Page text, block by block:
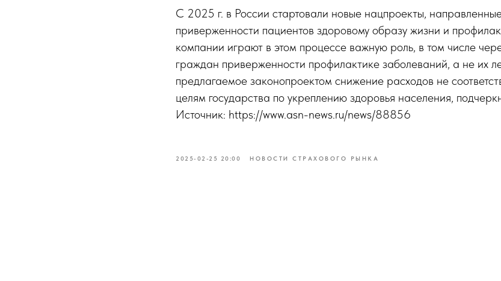
С 2025 г. в России стартовали новые нацпроекты,
приверженности пациентов здоровому образу жизни и
компании играют в этом процессе важную роль, в том числе
граждан приверженности профилактике заболеваний, а не их
предлагаемое законопроектом снижение расходов не
целям государства по укреплению здоровья населения,
Источник: https://www.asn-news.ru/news/88856
2025-02-25 20:00 НОВОСТИ СТРАХОВОГО РЫНКА